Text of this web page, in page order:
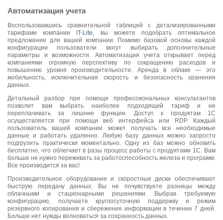
Автоматизация учета
Воспользовавшись сравнительной таблицей с детализированными
тарифами компании IT-Lite , вы можете подобрать оптимальное
предложение для вашей компании. Помимо базовой основы каждой
конфигурации пользователи могут выбирать дополнительные
параметры и возможности. Автоматизация учета открывает перед
компаниями огромную перспективу по сокращению расходов и
повышению уровня производительности. Аренда в облаке — это
мобильность, исключительная скорость и безопасность хранения
данных.
Детальный разбор при помощи профессиональных консультантов
позволит вам выбрать наиболее подходящий тариф и не
переплачивать за лишние функции. Доступ к продуктам 1С
осуществляется при помощи веб интерфейса или RDP. Каждый
пользователь вашей компании может получать все необходимые
данные и работать удаленно. Любую базу данных можно запросто
подгрузить практически моментально. Одну из баз можно обновить
бесплатно, что облегчает в разы процесс работы с продуктами 1С. Вам
больше не нужно переживать за работоспособность железа и программ.
Все производится за вас!
Производительное оборудование и скоростные диски обеспечивают
быструю передачу данных. Вы не почувствуете разницы между
облачными и стационарными решениями. Выбрав требуемую
конфигурацию, получаете круглосуточную поддержку и режим
резервного копирования и сбережения информации в течение 7 дней.
Больше нет нужды волноваться за сохранность данных.